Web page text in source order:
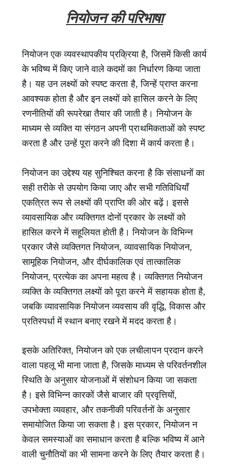
नियोजन की परिभाषा
नियोजन एक व्यवस्थापकीय प्रक्रिया है, जिसमें किसी कार्य
के भविष्य में किए जाने वाले कदमों का निर्धारण किया जाता
है। यह उन लक्ष्यों को स्पष्ट करता है, जिन्हें प्राप्त करना
आवश्यक होता है और इन लक्ष्यों को हासिल करने के लिए
रणनीतियों की रूपरेखा तैयार की जाती है। नियोजन के
माध्यम से व्यक्ति या संगठन अपनी प्राथमिकताओं को स्पष्ट
करता है और उन्हें पूरा करने की दिशा में कार्य करता है।
नियोजन का उद्देश्य यह सुनिश्चित करना है कि संसाधनों का
सही तरीके से उपयोग किया जाए और सभी गतिविधियाँ
एकत्रित रूप से लक्ष्यों की प्राप्ति की ओर बढ़ें। इससे
व्यावसायिक और व्यक्तिगत दोनों प्रकार के लक्ष्यों को
हासिल करने में सहूलियत होती है। नियोजन के विभिन्न
प्रकार जैसे व्यक्तिगत नियोजन, व्यावसायिक नियोजन,
सामूहिक नियोजन, और दीर्घकालिक एवं तात्कालिक
नियोजन, प्रत्येक का अपना महत्व है। व्यक्तिगत नियोजन
व्यक्ति के व्यक्तिगत लक्ष्यों को पूरा करने में सहायक होता है,
जबकि व्यावसायिक नियोजन व्यवसाय की वृद्धि, विकास और
प्रतिस्पर्धा में स्थान बनाए रखने में मदद करता है।
इसके अतिरिक्त, नियोजन को एक लचीलापन प्रदान करने
वाला पहलू भी माना जाता है, जिसके माध्यम से परिवर्तनशील
स्थिति के अनुसार योजनाओं में संशोधन किया जा सकता
है। इसे विभिन्न कारकों जैसे बाजार की प्रवृत्तियों,
उपभोक्ता व्यवहार, और तकनीकी परिवर्तनों के अनुसार
समायोजित किया जा सकता है। इस प्रकार, नियोजन न
केवल समस्याओं का समाधान करता है बल्कि भविष्य में आने
वाली चुनौतियों का भी सामना करने के लिए तैयार करता है।